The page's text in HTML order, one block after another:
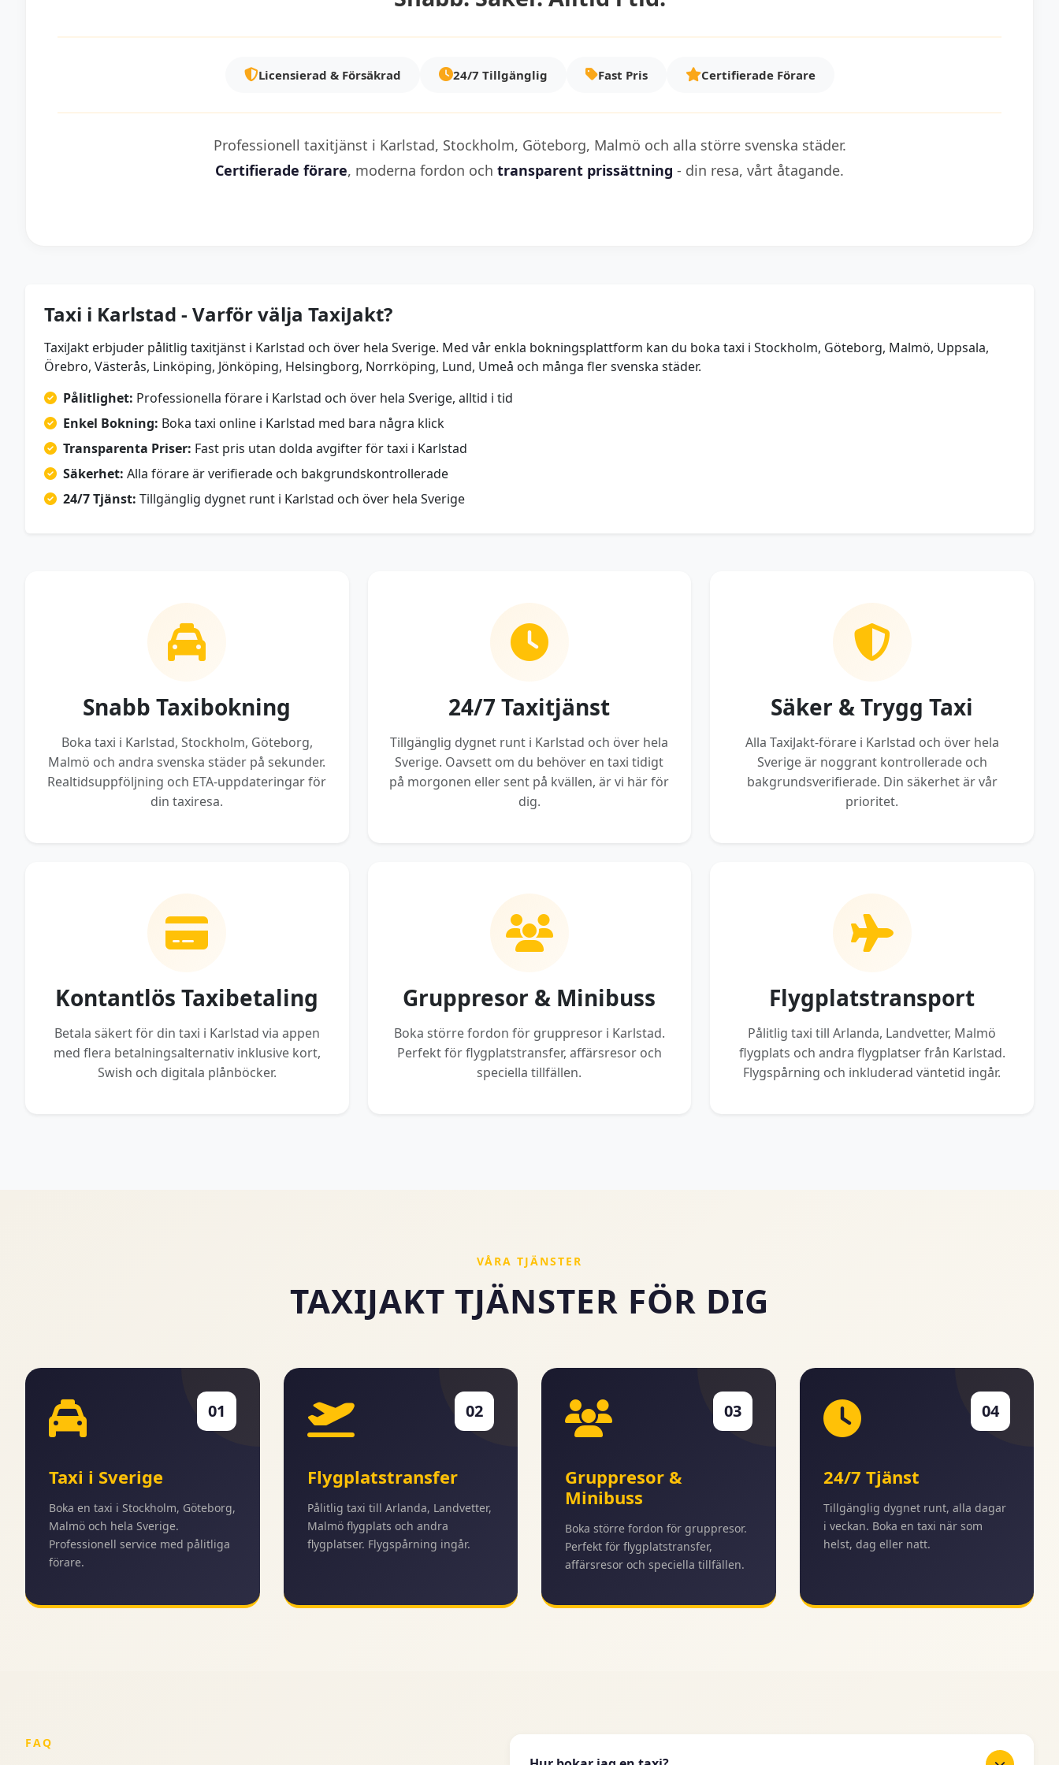
Licensierad & Försäkrad 24/7 Tillgänglig Fast Pris Certifierade Förare
Professionell taxitjänst i Karlstad, Stockholm, Göteborg, Malmö och alla större svenska städer.
Certifierade förare, moderna fordon och transparent prissättning - din resa, vårt åtagande.
Taxi i Karlstad - Varför välja TaxiJakt?
TaxiJakt erbjuder pålitlig taxitjänst i Karlstad och över hela Sverige. Med vår enkla bokningsplattform kan du boka taxi i Stockholm, Göteborg, Malmö, Uppsala,
Örebro, Västerås, Linköping, Jönköping, Helsingborg, Norrköping, Lund, Umeå och många fler svenska städer.
Pålitlighet: Professionella förare i Karlstad och över hela Sverige, alltid i tid
Enkel Bokning: Boka taxi online i Karlstad med bara några klick
Transparenta Priser: Fast pris utan dolda avgifter för taxi i Karlstad
Säkerhet: Alla förare är verifierade och bakgrundskontrollerade
24/7 Tjänst: Tillgänglig dygnet runt i Karlstad och över hela Sverige
Snabb Taxibokning
Boka taxi i Karlstad, Stockholm, Göteborg,
Malmö och andra svenska städer på sekunder.
Realtidsuppföljning och ETA-uppdateringar för
din taxiresa.
24/7 Taxitjänst
Tillgänglig dygnet runt i Karlstad och över hela
Sverige. Oavsett om du behöver en taxi tidigt
på morgonen eller sent på kvällen, är vi här för
dig.
Säker & Trygg Taxi
Alla TaxiJakt-förare i Karlstad och över hela
Sverige är noggrant kontrollerade och
bakgrundsverifierade. Din säkerhet är vår
prioritet.
Kontantlös Taxibetaling
Betala säkert för din taxi i Karlstad via appen
med flera betalningsalternativ inklusive kort,
Swish och digitala plånböcker.
Gruppresor & Minibuss
Boka större fordon för gruppresor i Karlstad.
Perfekt för flygplatstransfer, affärsresor och
speciella tillfällen.
Flygplatstransport
Pålitlig taxi till Arlanda, Landvetter, Malmö
flygplats och andra flygplatser från Karlstad.
Flygspårning och inkluderad väntetid ingår.
VÅRA TJÄNSTER
TAXIJAKT TJÄNSTER FÖR DIG
01
Taxi i Sverige
Boka en taxi i Stockholm, Göteborg,
Malmö och hela Sverige.
Professionell service med pålitliga
förare.
02
Flygplatstransfer
Pålitlig taxi till Arlanda, Landvetter,
Malmö flygplats och andra
flygplatser. Flygspårning ingår.
03
Gruppresor &
Minibuss
Boka större fordon för gruppresor.
Perfekt för flygplatstransfer,
affärsresor och speciella tillfällen.
04
24/7 Tjänst
Tillgänglig dygnet runt, alla dagar
i veckan. Boka en taxi när som
helst, dag eller natt.
FAQ